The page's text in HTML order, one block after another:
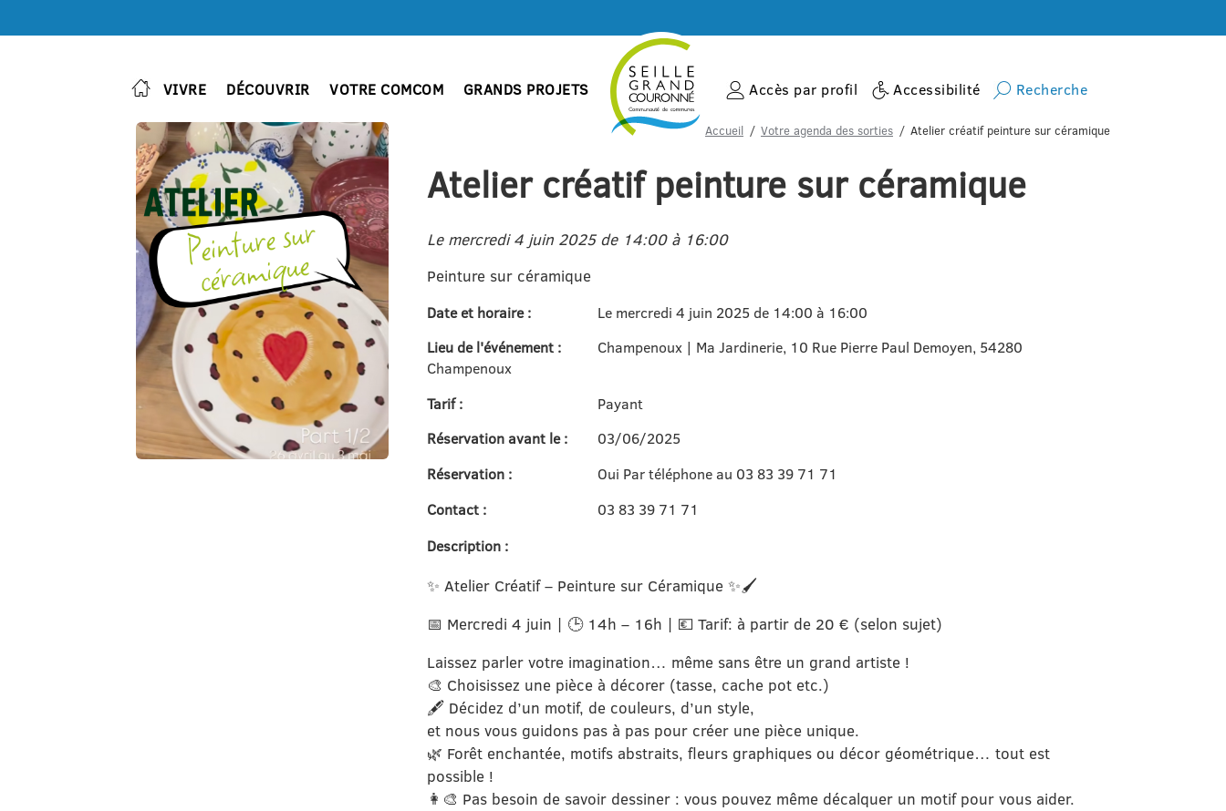
VIVRE DÉCOUVRIR VOTRE COMCOM GRANDS PROJETS Accès par profil Accessibilité Recherche
Accueil Votre agenda des sorties Atelier créatif peinture sur céramique
Atelier créatif peinture sur céramique
Le mercredi 4 juin 2025 de 14:00 à 16:00
Peinture sur céramique
Date et horaire :
Le mercredi 4 juin 2025 de 14:00 à 16:00
Lieu de l'événement :
Champenoux | Ma Jardinerie, 10 Rue Pierre Paul Demoyen, 54280
Champenoux
Tarif :
Payant
Réservation avant le :
03/06/2025
Réservation :
Oui Par téléphone au 03 83 39 71 71
Contact :
03 83 39 71 71
Description :
✨ Atelier Créatif – Peinture sur Céramique ✨🖌️
📅 Mercredi 4 juin | 🕒 14h – 16h | 💶 Tarif: à partir de 20 € (selon sujet)
Laissez parler votre imagination… même sans être un grand artiste !
🎨 Choisissez une pièce à décorer (tasse, cache pot etc.)
🖋️ Décidez d’un motif, de couleurs, d’un style,
et nous vous guidons pas à pas pour créer une pièce unique.
🌿 Forêt enchantée, motifs abstraits, fleurs graphiques ou décor géométrique… tout est
possible !
👩‍🎨 Pas besoin de savoir dessiner : vous pouvez même décalquer un motif pour vous aider.